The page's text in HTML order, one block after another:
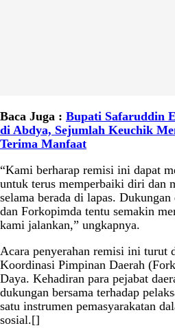
Baca Juga : Bupati Safaruddin
di Abdya, Sejumlah Keuchik
Terima Manfaat
“Kami berharap remisi ini dapat
untuk terus memperbaiki diri dan
selama berada di lapas.
dan Forkopimda tentu semakin
kami jalankan,” ungkapnya.
Acara penyerahan remisi ini turut
Koordinasi Pimpinan Daerah
Daya. Kehadiran para pejabat
dukungan bersama terhadap
satu instrumen pemasyarakatan
sosial.[]